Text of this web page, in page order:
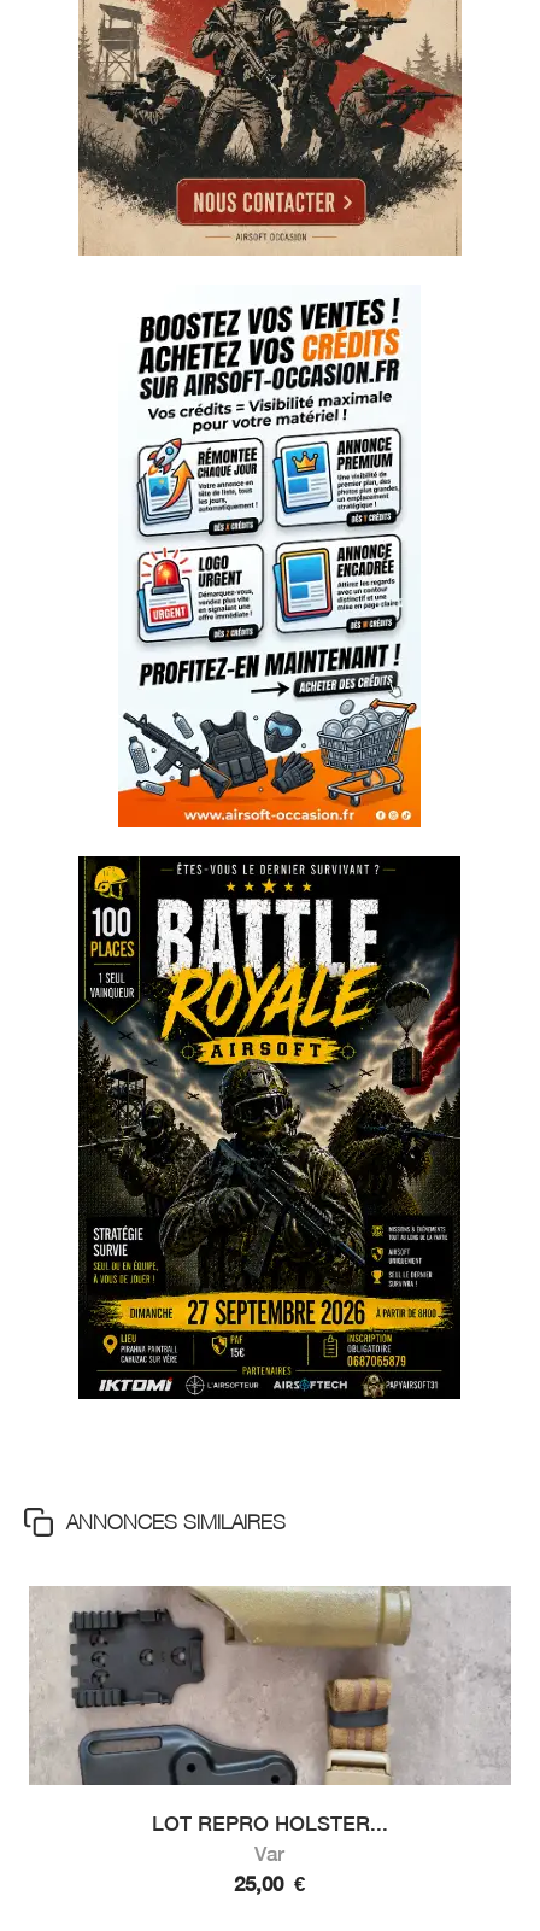
ANNONCES SIMILAIRES
LOT REPRO HOLSTER...
Var
25,00 €